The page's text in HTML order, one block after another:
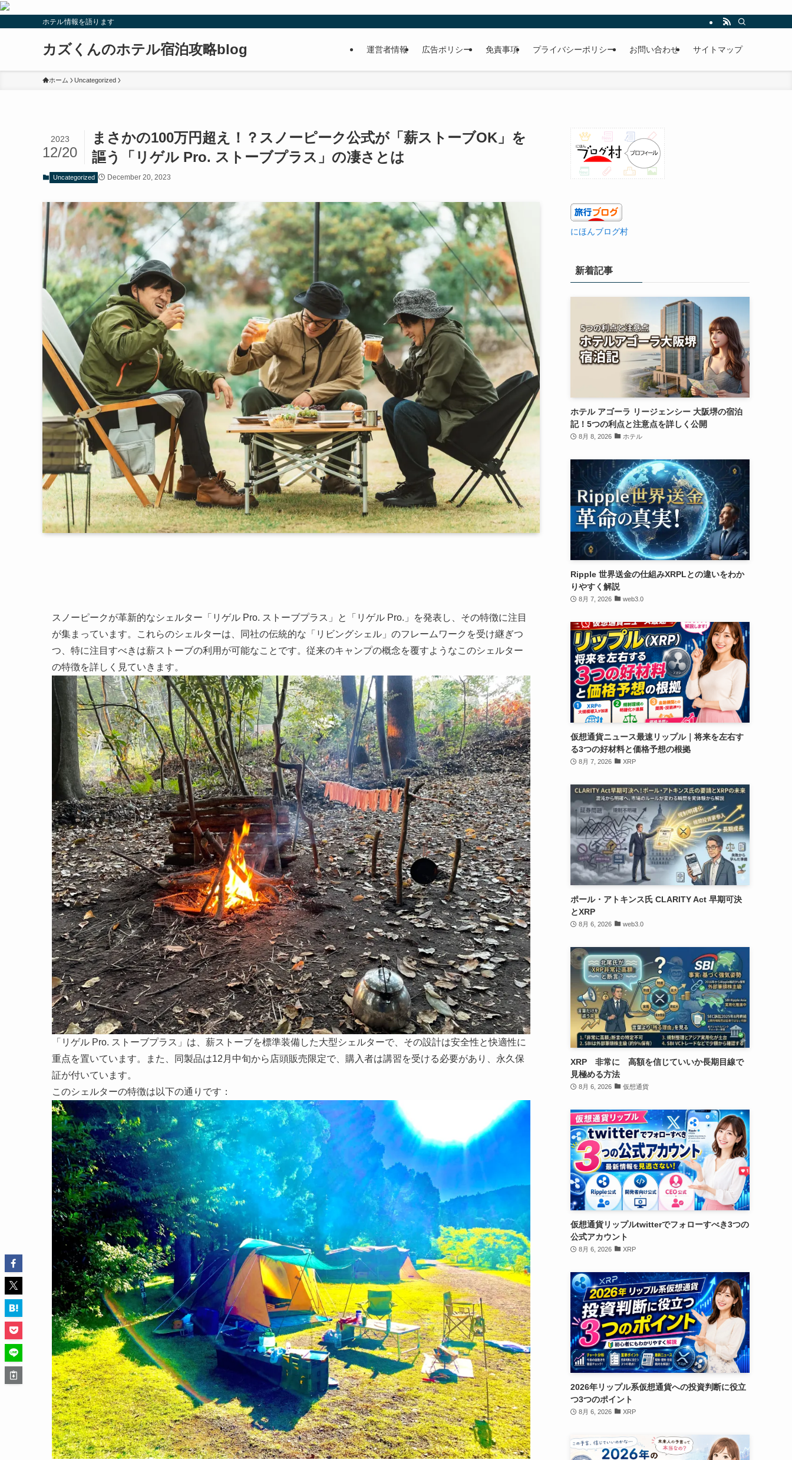
ホテル情報を語ります
カズくんのホテル宿泊攻略blog 運営者情報 広告ポリシー 免責事項 プライバシーポリシー お問い合わせ サイトマップ
ホーム Uncategorized
まさかの100万円超え！？スノーピーク公式が「薪ストーブOK」を
謳う「リゲル Pro. ストーブプラス」の凄さとは
2023
12/20
Uncategorized December 20, 2023
スノーピークが革新的なシェルター「リゲル Pro. ストーブプラス」と「リゲル Pro.」を発表し、その特徴に注目
が集まっています。これらのシェルターは、同社の伝統的な「リビングシェル」のフレームワークを受け継ぎつ
つ、特に注目すべきは薪ストーブの利用が可能なことです。従来のキャンプの概念を覆すようなこのシェルター
の特徴を詳しく見ていきます。
「リゲル Pro. ストーブプラス」は、薪ストーブを標準装備した大型シェルターで、その設計は安全性と快適性に
重点を置いています。また、同製品は12月中旬から店頭販売限定で、購入者は講習を受ける必要があり、永久保
証が付いています。
このシェルターの特徴は以下の通りです：
にほんブログ村
新着記事
ホテル アゴーラ リージェンシー 大阪堺の宿泊
記！5つの利点と注意点を詳しく公開
8月 8, 2026 ホテル
Ripple 世界送金の仕組みXRPLとの違いをわか
りやすく解説
8月 7, 2026 web3.0
仮想通貨ニュース最速リップル｜将来を左右す
る3つの好材料と価格予想の根拠
8月 7, 2026 XRP
ポール・アトキンス氏 CLARITY Act 早期可決
とXRP
8月 6, 2026 web3.0
XRP 非常に 高額を信じていいか長期目線で
見極める方法
8月 6, 2026 仮想通貨
仮想通貨リップルtwitterでフォローすべき3つの
公式アカウント
8月 6, 2026 XRP
2026年リップル系仮想通貨への投資判断に役立
つ3つのポイント
8月 6, 2026 XRP